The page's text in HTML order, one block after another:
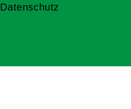
Datenschutz